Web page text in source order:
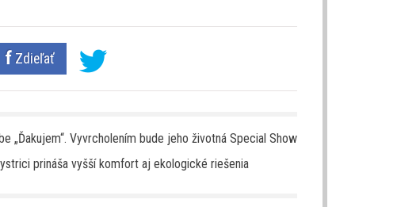
Zdieľať
„Ďakujem“. Vyvrcholením bude jeho životná Special Show
prináša vyšší komfort aj ekologické riešenia